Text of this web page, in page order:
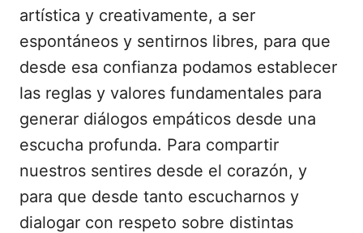
artística y creativamente, a ser
espontáneos y sentirnos libres, para que
desde esa confianza podamos establecer
las reglas y valores fundamentales para
generar diálogos empáticos desde una
escucha profunda. Para compartir
nuestros sentires desde el corazón, y
para que desde tanto escucharnos y
dialogar con respeto sobre distintas